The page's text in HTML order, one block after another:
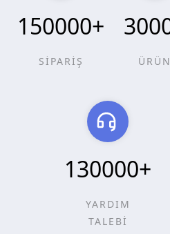
150000+
SİPARİŞ ÜRÜN
130000+
YARDIM
TALEBİ